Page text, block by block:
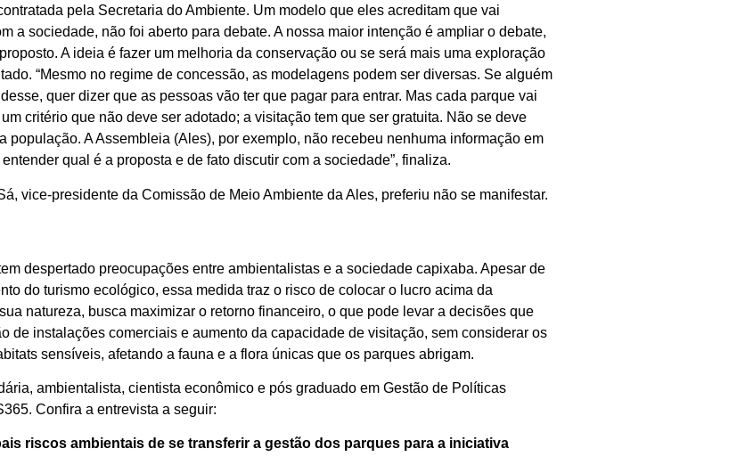
pela Secretaria do Ambiente. Um modelo que eles acreditam que vai
a sociedade, não foi aberto para debate. A nossa maior intenção é ampliar o debate,
A ideia é fazer um melhoria da conservação ou se será mais uma exploração
“Mesmo no regime de concessão, as modelagens podem ser diversas. Se alguém
quer dizer que as pessoas vão ter que pagar para entrar. Mas cada parque vai
critério que não deve ser adotado; a visitação tem que ser gratuita. Não se deve
A Assembleia (Ales), por exemplo, não recebeu nenhuma informação em
qual é a proposta e de fato discutir com a sociedade”, finaliza.
vice-presidente da Comissão de Meio Ambiente da Ales, preferiu não se manifestar.
despertado preocupações entre ambientalistas e a sociedade capixaba. Apesar de
do turismo ecológico, essa medida traz o risco de colocar o lucro acima da
natureza, busca maximizar o retorno financeiro, o que pode levar a decisões que
de instalações comerciais e aumento da capacidade de visitação, sem considerar os
sensíveis, afetando a fauna e a flora únicas que os parques abrigam.
ambientalista, cientista econômico e pós graduado em Gestão de Políticas
Confira a entrevista a seguir:
riscos ambientais de se transferir a gestão dos parques para a iniciativa